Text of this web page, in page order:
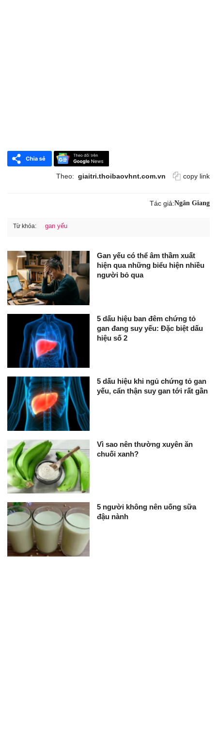
Theo: giaitri.thoibaovhnt.com.vn copy link
Tác giả:Ngân Giang
Từ khóa: gan yếu
Gan yếu có thể âm thầm xuất
hiện qua những biểu hiện nhiều
người bỏ qua
5 dấu hiệu ban đêm chứng tỏ
gan đang suy yếu: Đặc biệt dấu
hiệu số 2
5 dấu hiệu khi ngủ chứng tỏ gan
yếu, cẩn thận suy gan tới rất gần
Vì sao nên thường xuyên ăn
chuối xanh?
5 người không nên uống sữa
đậu nành